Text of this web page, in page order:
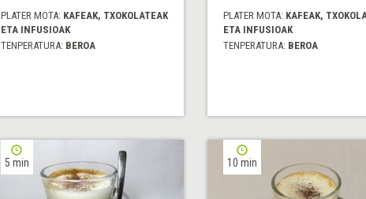
PLATER MOTA: KAFEAK, TXOKOLATEAK
ETA INFUSIOAK
TENPERATURA: BEROA
PLATER MOTA: KAFEAK,
ETA INFUSIOAK
TENPERATURA: BEROA
5 min 10 min